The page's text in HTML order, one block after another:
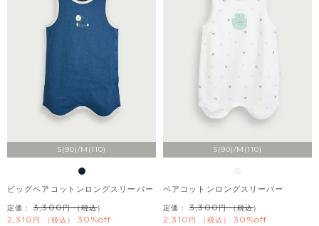
S(90)/M(110)
ビッグベアコットンロングスリーパー
定価： 3,300 （税込）
2,310 税込 30%off
S(90)/M(110)
ベアコットンロングスリーパー
定価： 3,300 （税込）
2,310 税込 30%off